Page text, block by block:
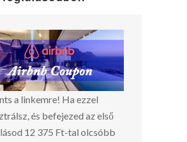
a linkemre! Ha ezzel
és befejezed az első
12 375 Ft-tal olcsóbb